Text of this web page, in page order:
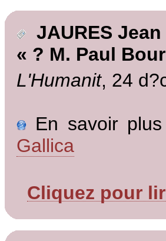
JAURES Jean
« ? M. Paul
L'Humanit, 24
En savoir
Gallica
Cliquez pour